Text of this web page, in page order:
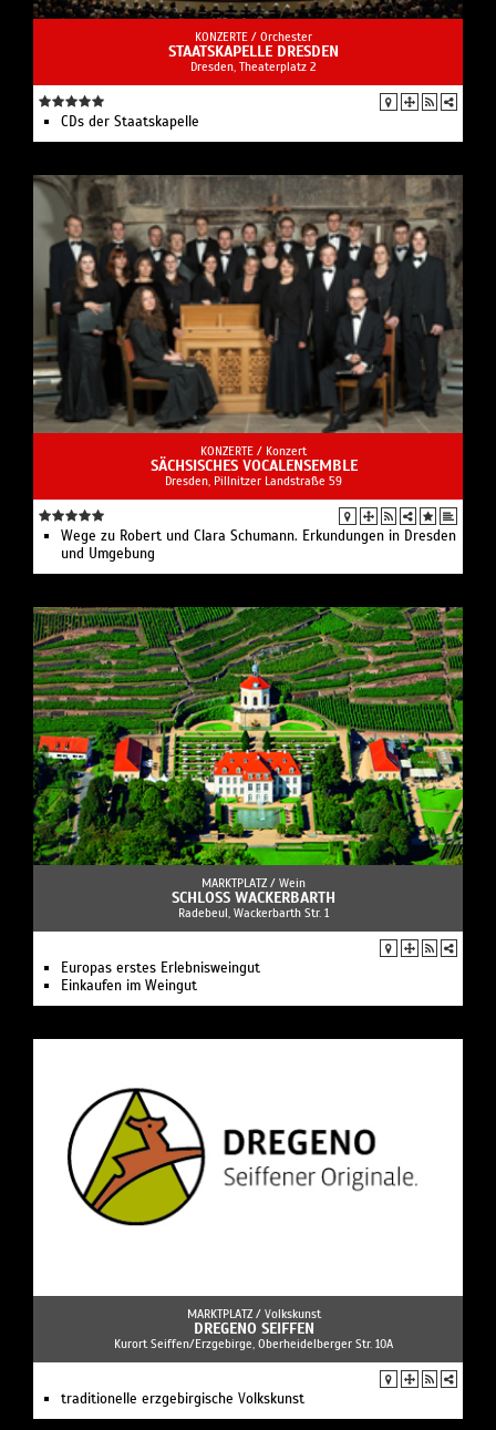
KONZERTE / Orchester
STAATSKAPELLE DRESDEN
Dresden, Theaterplatz 2
CDs der Staatskapelle
KONZERTE / Konzert
SÄCHSISCHES VOCALENSEMBLE
Dresden, Pillnitzer Landstraße 59
Wege zu Robert und Clara Schumann. Erkundungen in Dresden
und Umgebung
MARKTPLATZ / Wein
SCHLOSS WACKERBARTH
Radebeul, Wackerbarth Str. 1
Europas erstes Erlebnisweingut
Einkaufen im Weingut
MARKTPLATZ / Volkskunst
DREGENO SEIFFEN
Kurort Seiffen/Erzgebirge, Oberheidelberger Str. 10A
traditionelle erzgebirgische Volkskunst